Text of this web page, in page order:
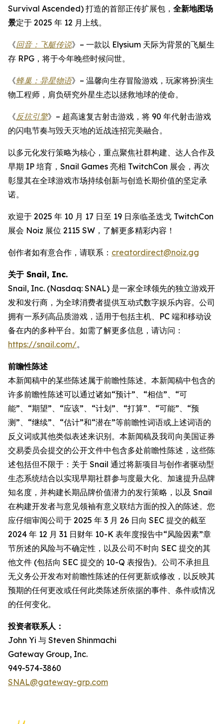
Survival Ascended) 打造的首部正传扩展包， 全新地图场
景定于 2025 年 12 月上线。
《回音：飞艇传说》– 一款以 Elysium 天际为背景的飞艇生
存 RPG，将于今年晚些时候问世。
《蜂巢：异星物语》– 温馨向生存冒险游戏，玩家将扮演生
物工程师，肩负研究外星生态以拯救地球的使命。
《反抗引擎》– 超高速复古射击游戏，将 90 年代射击游戏
的闪电节奏与毁天灭地的近战连招完美融合。
以多元化发行策略为核心，重点聚焦社群构建、达人合作及
早期 IP 培育，Snail Games 亮相 TwitchCon 展会，再次
彰显其在全球游戏市场持续创新与创造长期价值的坚定承
诺。
欢迎于 2025 年 10 月 17 日至 19 日亲临圣迭戈 TwitchCon
展会 Noiz 展位 2115 SW，了解更多精彩内容！
创作者如有意合作，请联系： creatordirect@noiz.gg
关于 Snail, Inc.
Snail, Inc. (Nasdaq: SNAL) 是一家全球领先的独立游戏开
发和发行商，为全球消费者提供互动式数字娱乐内容。公司
拥有一系列高品质游戏，适用于包括主机、PC 端和移动设
备在内的多种平台。如需了解更多信息，请访问：
https://snail.com/。
前瞻性陈述
本新闻稿中的某些陈述属于前瞻性陈述。本新闻稿中包含的
许多前瞻性陈述可以通过诸如“预计”、“相信”、“可
能”、“期望”、“应该”、“计划”、“打算”、“可能”、“预
测”、“继续”、“估计”和“潜在”等前瞻性词语或上述词语的
反义词或其他类似表述来识别。本新闻稿及我司向美国证券
交易委员会提交的公开文件中包含多处前瞻性陈述，这些陈
述包括但不限于：关于 Snail 通过将新项目与创作者驱动型
生态系统结合以实现早期社群参与度最大化、加速提升品牌
知名度，并构建长期品牌价值潜力的发行策略，以及 Snail
在构建开发者与意见领袖有意义联结方面的投入的陈述。您
应仔细审阅公司于 2025 年 3 月 26 日向 SEC 提交的截至
2024 年 12 月 31 日财年 10-K 表年度报告中“风险因素”章
节所述的风险与不确定性，以及公司不时向 SEC 提交的其
他文件 (包括向 SEC 提交的 10-Q 表报告)。公司不承担且
无义务公开发布对前瞻性陈述的任何更新或修改，以反映其
预期的任何更改或任何此类陈述所依据的事件、条件或情况
的任何变化。
投资者联系人：
John Yi 与 Steven Shinmachi
Gateway Group, Inc.
949-574-3860
SNAL@gateway-grp.com